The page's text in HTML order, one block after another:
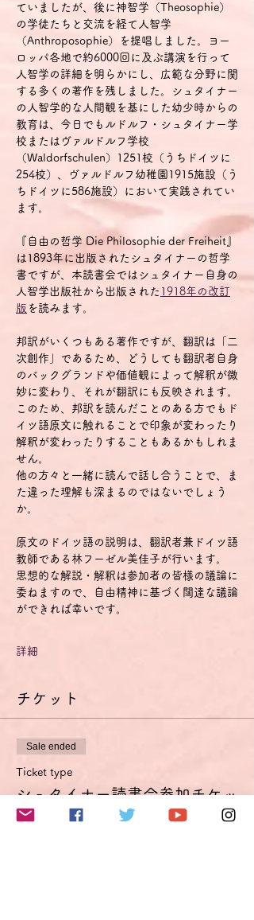
ていましたが、後に神智学（Theosophie）
の学徒たちと交流を経て人智学
（Anthroposophie）を提唱しました。ヨー
ロッパ各地で約6000回に及ぶ講演を行って
人智学の詳細を明らかにし、広範な分野に関
する多くの著作を残しました。シュタイナー
の人智学的な人間観を基にした幼少時からの
教育は、今日でもルドルフ・シュタイナー学
校またはヴァルドルフ学校
（Waldorfschulen）1251校（うちドイツに
254校）、ヴァルドルフ幼稚園1915施設（う
ちドイツに586施設）において実践されてい
ます。
『自由の哲学 Die Philosophie der Freiheit』
は1893年に出版されたシュタイナーの哲学
書ですが、本読書会ではシュタイナー自身の
人智学出版社から出版された 1918年の改訂
版 を読みます。
邦訳がいくつもある著作ですが、翻訳は「二
次創作」であるため、どうしても翻訳者自身
のバックグランドや価値観によって解釈が微
妙に変わり、それが翻訳にも反映されます。
このため、邦訳を読んだことのある方でもド
イツ語原文に触れることで印象が変わったり
解釈が変わったりすることもあるかもしれま
せん。
他の方々と一緒に読んで話し合うことで、ま
た違った理解も深まるのではないでしょう
か。
原文のドイツ語の説明は、翻訳者兼ドイツ語
教師である林フーゼル美佳子が行います。
思想的な解説・解釈は参加者の皆様の議論に
委ねますので、自由精神に基づく闊達な議論
ができれば幸いです。
詳細
チケット
Sale ended
Ticket type
シュタイナー読書会参加チケッ
ト